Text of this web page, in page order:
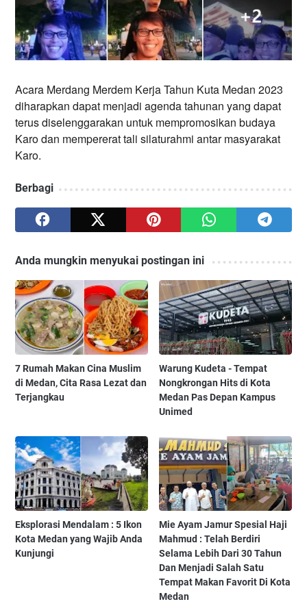
Acara Merdang Merdem Kerja Tahun Kuta Medan 2023
diharapkan dapat menjadi agenda tahunan yang dapat
terus diselenggarakan untuk mempromosikan budaya
Karo dan mempererat tali silaturahmi antar masyarakat
Karo.
Berbagi
Anda mungkin menyukai postingan ini
7 Rumah Makan Cina Muslim
di Medan, Cita Rasa Lezat dan
Terjangkau
Warung Kudeta - Tempat
Nongkrongan Hits di Kota
Medan Pas Depan Kampus
Unimed
Eksplorasi Mendalam : 5 Ikon
Kota Medan yang Wajib Anda
Kunjungi
Mie Ayam Jamur Spesial Haji
Mahmud : Telah Berdiri
Selama Lebih Dari 30 Tahun
Dan Menjadi Salah Satu
Tempat Makan Favorit Di Kota
Medan